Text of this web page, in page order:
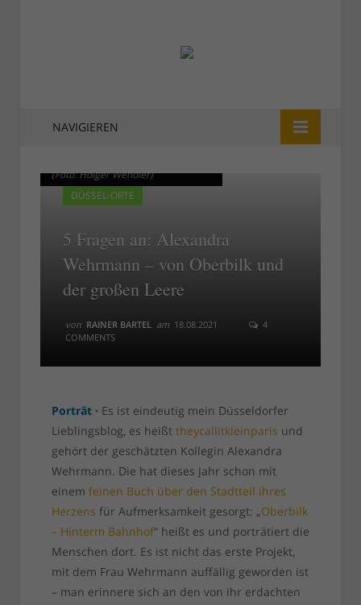
NAVIGIEREN
(Foto: Holger Wendler)
DÜSSEL-ORTE
5 Fragen an: Alexandra
Wehrmann – von Oberbilk und
der großen Leere
von RAINER BARTEL am 18.08.2021
4
COMMENTS
(Foto: Holger Wendler)
Porträt · Es ist eindeutig mein Düsseldorfer
Lieblingsblog, es heißt theycallitkleinparis und
gehört der geschätzten Kollegin Alexandra
Wehrmann. Die hat dieses Jahr schon mit
einem feinen Buch über den Stadtteil ihres
Herzens für Aufmerksamkeit gesorgt: „Oberbilk
– Hinterm Bahnhof“ heißt es und porträtiert die
Menschen dort. Es ist nicht das erste Projekt,
mit dem Frau Wehrmann auffällig geworden ist
– man erinnere sich an den von ihr erdachten